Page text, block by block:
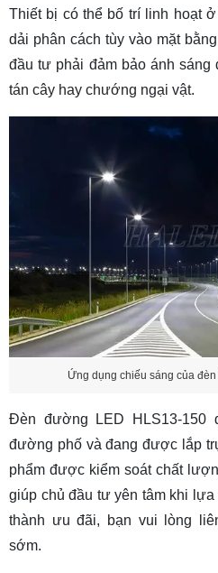
Thiết bị có thể bố trí linh hoạt
dải phân cách tùy vào mặt
đầu tư phải đảm bảo ánh sáng
tán cây hay chướng ngại vật.
Ứng dụng chiếu sáng của
Đèn đường LED HLS13-150
đường phố và đang được lắp
phẩm được kiểm soát chất
giúp chủ đầu tư yên tâm khi
thành ưu đãi, bạn vui lòng
sớm.